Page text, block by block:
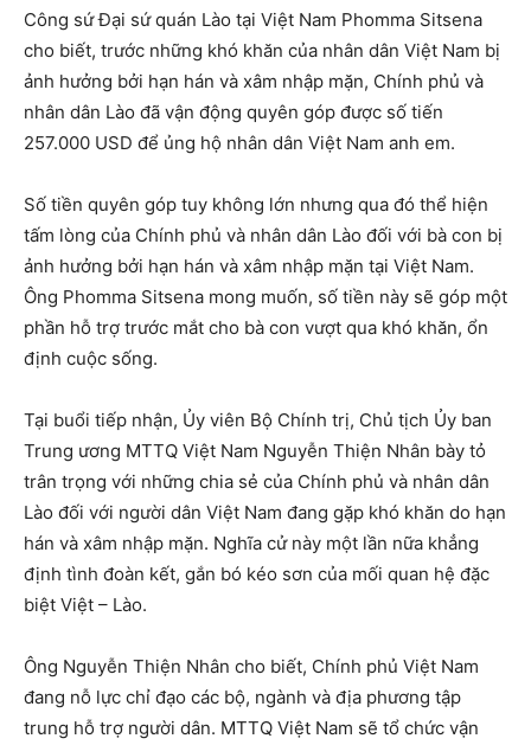
Công sứ Đại sứ quán Lào tại Việt Nam Phomma Sitsena
cho biết, trước những khó khăn của nhân dân Việt Nam bị
ảnh hưởng bởi hạn hán và xâm nhập mặn, Chính phủ và
nhân dân Lào đã vận động quyên góp được số tiến
257.000 USD để ủng hộ nhân dân Việt Nam anh em.
Số tiền quyên góp tuy không lớn nhưng qua đó thể hiện
tấm lòng của Chính phủ và nhân dân Lào đối với bà con bị
ảnh hưởng bởi hạn hán và xâm nhập mặn tại Việt Nam.
Ông Phomma Sitsena mong muốn, số tiền này sẽ góp một
phần hỗ trợ trước mắt cho bà con vượt qua khó khăn, ổn
định cuộc sống.
Tại buổi tiếp nhận, Ủy viên Bộ Chính trị, Chủ tịch Ủy ban
Trung ương MTTQ Việt Nam Nguyễn Thiện Nhân bày tỏ
trân trọng với những chia sẻ của Chính phủ và nhân dân
Lào đối với người dân Việt Nam đang gặp khó khăn do hạn
hán và xâm nhập mặn. Nghĩa cử này một lần nữa khẳng
định tình đoàn kết, gắn bó kéo sơn của mối quan hệ đặc
biệt Việt – Lào.
Ông Nguyễn Thiện Nhân cho biết, Chính phủ Việt Nam
đang nỗ lực chỉ đạo các bộ, ngành và địa phương tập
trung hỗ trợ người dân. MTTQ Việt Nam sẽ tổ chức vận